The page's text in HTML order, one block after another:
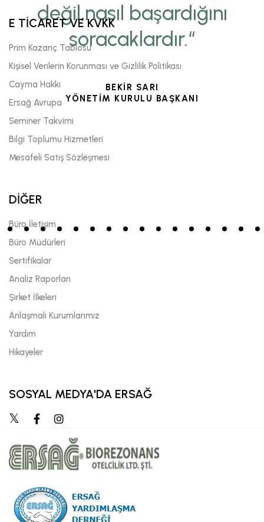
değil,nasıl başardığını
soracaklardır.“
BEKİR SARI
YÖNETİM KURULU BAŞKANI
E TİCARET VE KVKK
Prim Kazanç Tablosu
Kişisel Verilerin Korunması ve Gizlilik Politikası
Cayma Hakkı
Ersağ Avrupa
Seminer Takvimi
Bilgi Toplumu Hizmetleri
Mesafeli Satış Sözleşmesi
DİĞER
Büro İletişim
Büro Müdürleri
Sertifikalar
Analiz Raporları
Şirket İlkeleri
Anlaşmalı Kurumlarımız
Yardım
Hikayeler
SOSYAL MEDYA'DA ERSAĞ